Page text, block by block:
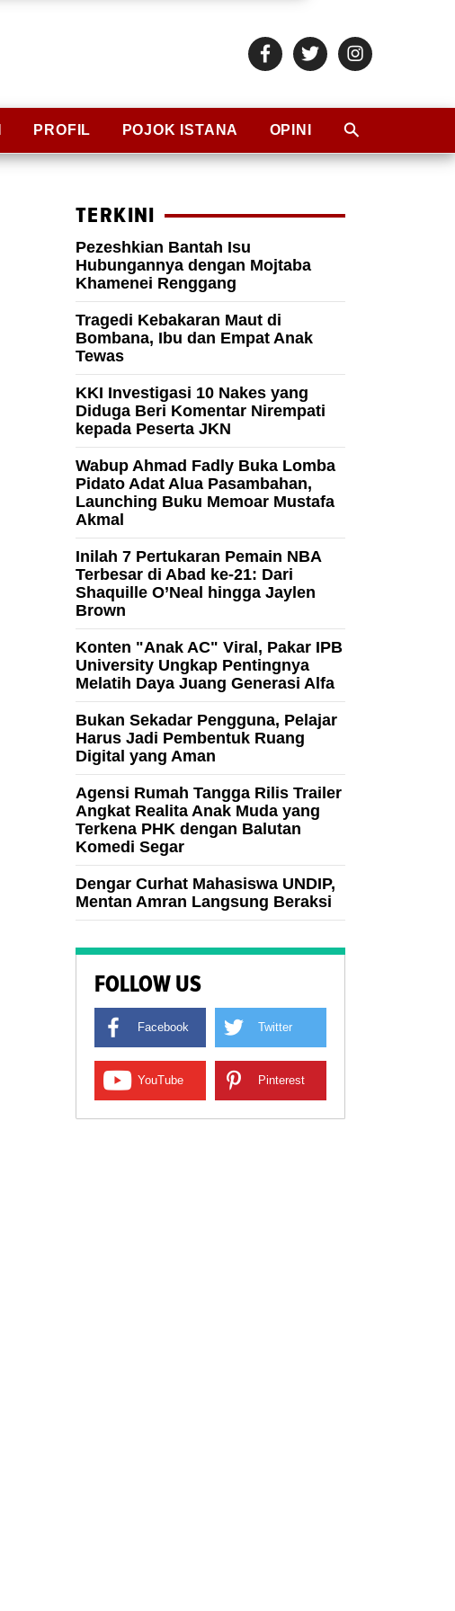
PROFIL POJOK ISTANA OPINI
TERKINI
Pezeshkian Bantah Isu
Hubungannya dengan Mojtaba
Khamenei Renggang
Tragedi Kebakaran Maut di
Bombana, Ibu dan Empat Anak
Tewas
KKI Investigasi 10 Nakes yang
Diduga Beri Komentar Nirempati
kepada Peserta JKN
Wabup Ahmad Fadly Buka Lomba
Pidato Adat Alua Pasambahan,
Launching Buku Memoar Mustafa
Akmal
Inilah 7 Pertukaran Pemain NBA
Terbesar di Abad ke-21: Dari
Shaquille O’Neal hingga Jaylen
Brown
Konten "Anak AC" Viral, Pakar IPB
University Ungkap Pentingnya
Melatih Daya Juang Generasi Alfa
Bukan Sekadar Pengguna, Pelajar
Harus Jadi Pembentuk Ruang
Digital yang Aman
Agensi Rumah Tangga Rilis Trailer
Angkat Realita Anak Muda yang
Terkena PHK dengan Balutan
Komedi Segar
Dengar Curhat Mahasiswa UNDIP,
Mentan Amran Langsung Beraksi
FOLLOW US
Facebook Twitter
YouTube Pinterest